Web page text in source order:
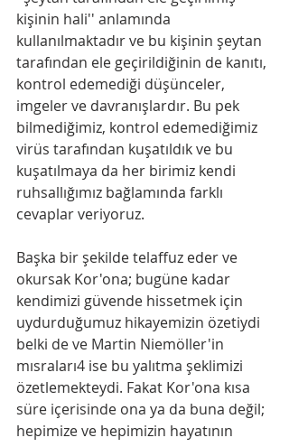
kişinin hali'' anlamında
kullanılmaktadır ve bu kişinin şeytan
tarafından ele geçirildiğinin de kanıtı,
kontrol edemediği düşünceler,
imgeler ve davranışlardır. Bu pek
bilmediğimiz, kontrol edemediğimiz
virüs tarafından kuşatıldık ve bu
kuşatılmaya da her birimiz kendi
ruhsallığımız bağlamında farklı
cevaplar veriyoruz.
Başka bir şekilde telaffuz eder ve
okursak Kor'ona; bugüne kadar
kendimizi güvende hissetmek için
uydurduğumuz hikayemizin özetiydi
belki de ve Martin Niemöller'in
mısraları4 ise bu yalıtma şeklimizi
özetlemekteydi. Fakat Kor'ona kısa
süre içerisinde ona ya da buna değil;
hepimize ve hepimizin hayatının